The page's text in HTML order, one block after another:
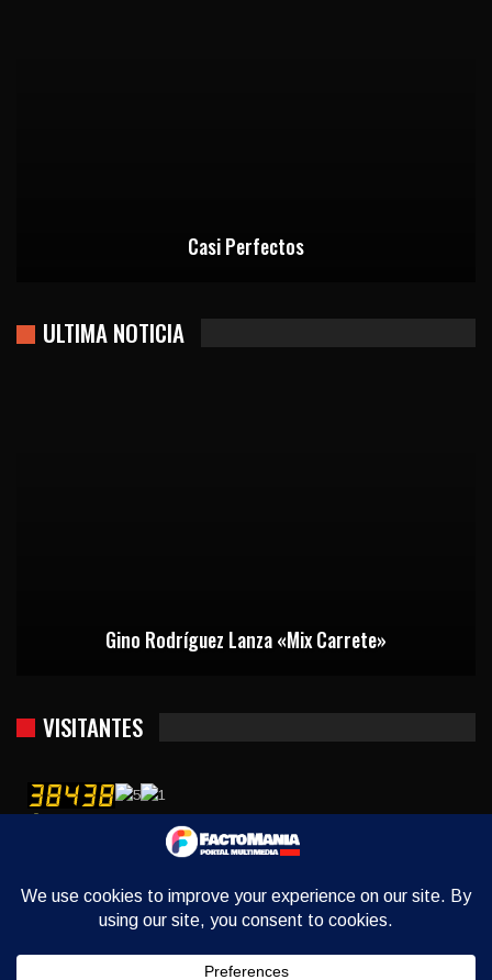
Casi Perfectos
ULTIMA NOTICIA
Gino Rodríguez Lanza «Mix Carrete»
VISITANTES
Usuarios ayer : 2384
Este año : 379235
Quién está contectado : 8